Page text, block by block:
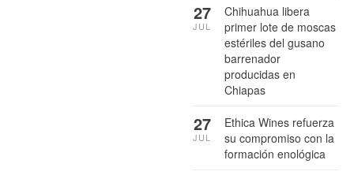
Chihuahua libera
primer lote de moscas
estériles del gusano
barrenador
producidas en
Chiapas
27
JUL
Ethica Wines refuerza
su compromiso con la
formación enológica
27
JUL